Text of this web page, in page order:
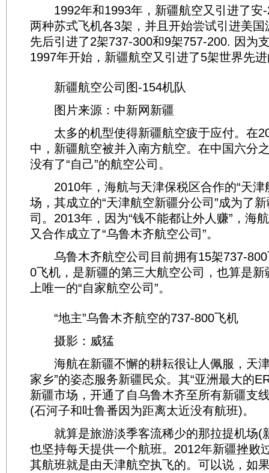
1992年和1993年，新疆航空又引进了安-
两种苏式飞机各3架，并且开始尝试引进美
先后引进了2架737-300和9架757-200. 因为
1997年开始，新疆航空又引进了5架世界先
新疆航空公司图-154机队
图片来源：中新网新疆
太多的机型使得新疆航空疲于应付。在
中，新疆航空被并入南方航空。在中国六分
没有了“自己”的航空公司。
2010年，海航与天津保税区合作的“天津
场，其成立的“天津航空新疆分公司”成为了
司。2013年，因为“钱不能都让外人赚”，海
又合作成立了“乌鲁木齐航空公司”。
乌鲁木齐航空公司目前拥有15架737-800
0飞机，是新疆的第三大航空公司，也算是
上唯一的“自家航空公司”。
“地主”乌鲁木齐航空的737-800飞机
摄影：威猛
海航在新疆不懈的耕耘很让人佩服，天津
家乡”的姿态服务新疆民众。其“亚洲最大的
新疆市场，开通了自乌鲁木齐至所有新疆支
(石河子和吐鲁番因为距离太近没有航班)。
就算是旅游淡季客流稀少的那拉提机场(
也坚持每天提供一个航班。2012年新疆挫败
其航班就是由天津航空执飞的。可以说，如